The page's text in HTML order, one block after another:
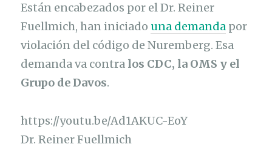
Están encabezados por el Dr. Reiner
Fuellmich, han iniciado una demanda por
violación del código de Nuremberg. Esa
demanda va contra los CDC, la OMS y el
Grupo de Davos.
https://youtu.be/Ad1AKUC-EoY
Dr. Reiner Fuellmich